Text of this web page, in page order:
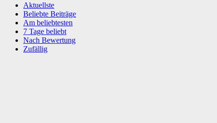
Aktuellste
Beliebte Beiträge
Am beliebtesten
7 Tage beliebt
Nach Bewertung
Zufällig